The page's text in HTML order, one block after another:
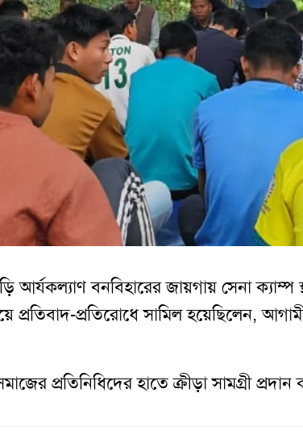
আর্যকল্যাণ বনবিহারের জায়গায় সেনা
প্রতিবাদ-প্রতিরোধে সামিল হয়েছিলেন,
প্রতিনিধিদের হাতে ক্রীড়া সামগ্রী প্রদান